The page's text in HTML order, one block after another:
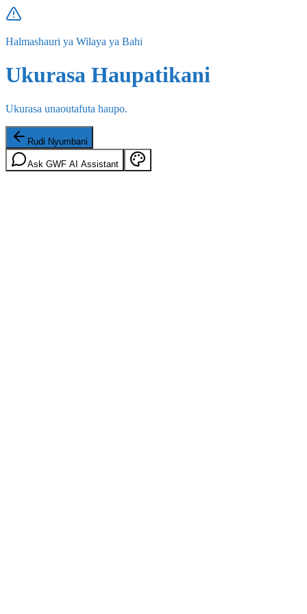
Halmashauri ya Wilaya ya Bahi
Ukurasa Haupatikani
Ukurasa unaoutafuta haupo.
Rudi Nyumbani
Ask GWF AI Assistant